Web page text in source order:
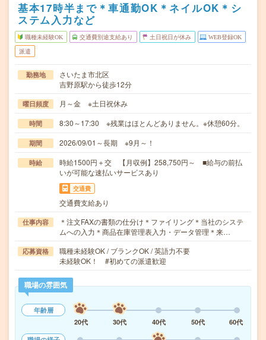
基本17時半まで＊車通勤OK＊ネイルOK＊シ
ステム入力など
職種未経験OK 交通費別途支給あり 土日祝日が休み WEB登録OK
派遣
勤務地
さいたま市北区
吉野原駅から徒歩12分
曜日頻度 月～金 ※土日祝休み
時間 8:30～17:30 ※残業はほとんどありません。※休憩60分。
期間 2026/09/01～長期 ※9月～！
時給
時給1500円＋交 【月収例】258,750円～ ■給与の前払
いが可能な速払いサービスあり
交通費
交通費支給あり
仕事内容
＊注文FAXの書類の仕分け＊ファイリング＊当社のシステ
ムへの入力＊商品在庫管理表入力・データ管理＊来…
応募資格
職種未経験OK / ブランクOK / 英語力不要
未経験OK！ #初めての派遣歓迎
職場の雰囲気
年齢層
20代
30代 40代 50代
60代